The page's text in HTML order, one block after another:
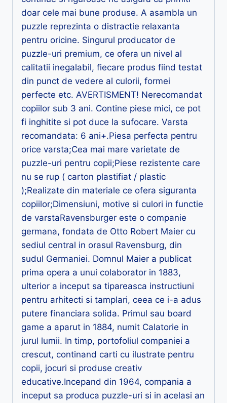
doar cele mai bune produse. A asambla un
puzzle reprezinta o distractie relaxanta
pentru oricine. Singurul producator de
puzzle-uri premium, ce ofera un nivel al
calitatii inegalabil, fiecare produs fiind testat
din punct de vedere al culorii, formei
perfecte etc. AVERTISMENT! Nerecomandat
copiilor sub 3 ani. Contine piese mici, ce pot
fi inghitite si pot duce la sufocare. Varsta
recomandata: 6 ani+.Piesa perfecta pentru
orice varsta;Cea mai mare varietate de
puzzle-uri pentru copii;Piese rezistente care
nu se rup ( carton plastifiat / plastic
);Realizate din materiale ce ofera siguranta
copiilor;Dimensiuni, motive si culori in functie
de varstaRavensburger este o companie
germana, fondata de Otto Robert Maier cu
sediul central in orasul Ravensburg, din
sudul Germaniei. Domnul Maier a publicat
prima opera a unui colaborator in 1883,
ulterior a inceput sa tipareasca instructiuni
pentru arhitecti si tamplari, ceea ce i-a adus
putere financiara solida. Primul sau board
game a aparut in 1884, numit Calatorie in
jurul lumii. In timp, portofoliul companiei a
crescut, continand carti cu ilustrate pentru
copii, jocuri si produse creativ
educative.Incepand din 1964, compania a
inceput sa produca puzzle-uri si in acelasi an